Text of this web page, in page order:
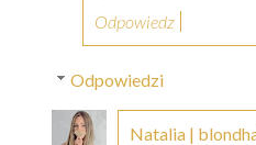
Odpowiedz
Odpowiedzi
Natalia |